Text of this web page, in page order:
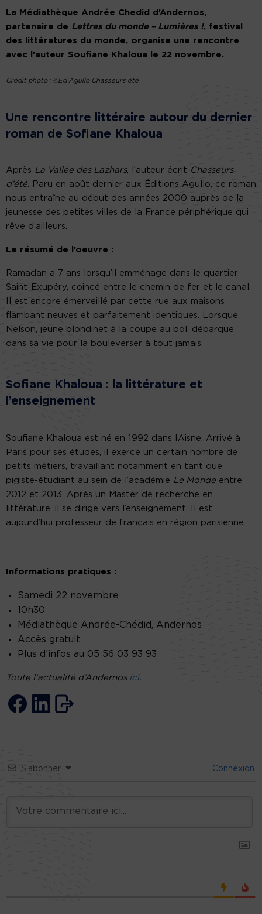
La Médiathèque Andrée Chedid d’Andernos,
partenaire de Lettres du monde – Lumières !, festival
des littératures du monde, organise une rencontre
avec l’auteur Soufiane Khaloua le 22 novembre.
Crédit photo : ©Ed Agullo Chasseurs été
Une rencontre littéraire autour du dernier
roman de Sofiane Khaloua
Après La Vallée des Lazhars, l’auteur écrit Chasseurs
d’été. Paru en août dernier aux Éditions Agullo, ce roman
nous entraîne au début des années 2000 auprès de la
jeunesse des petites villes de la France périphérique qui
rêve d’ailleurs.
Le résumé de l’oeuvre :
Ramadan a 7 ans lorsqu’il emménage dans le quartier
Saint-Exupéry, coincé entre le chemin de fer et le canal.
Il est encore émerveillé par cette rue aux maisons
flambant neuves et parfaitement identiques. Lorsque
Nelson, jeune blondinet à la coupe au bol, débarque
dans sa vie pour la bouleverser à tout jamais.
Sofiane Khaloua : la littérature et
l’enseignement
Soufiane Khaloua est né en 1992 dans l’Aisne. Arrivé à
Paris pour ses études, il exerce un certain nombre de
petits métiers, travaillant notamment en tant que
pigiste-étudiant au sein de l’académie Le Monde entre
2012 et 2013. Après un Master de recherche en
littérature, il se dirige vers l’enseignement. Il est
aujourd’hui professeur de français en région parisienne.
Informations pratiques :
Samedi 22 novembre
10h30
Médiathèque Andrée-Chédid, Andernos
Accès gratuit
Plus d’infos au 05 56 03 93 93
Toute l’actualité d’Andernos ici.
S’abonner Connexion